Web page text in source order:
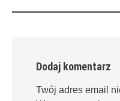
Dodaj komentarz
Twój adres email